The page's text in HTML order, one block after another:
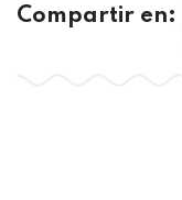
Compartir en: